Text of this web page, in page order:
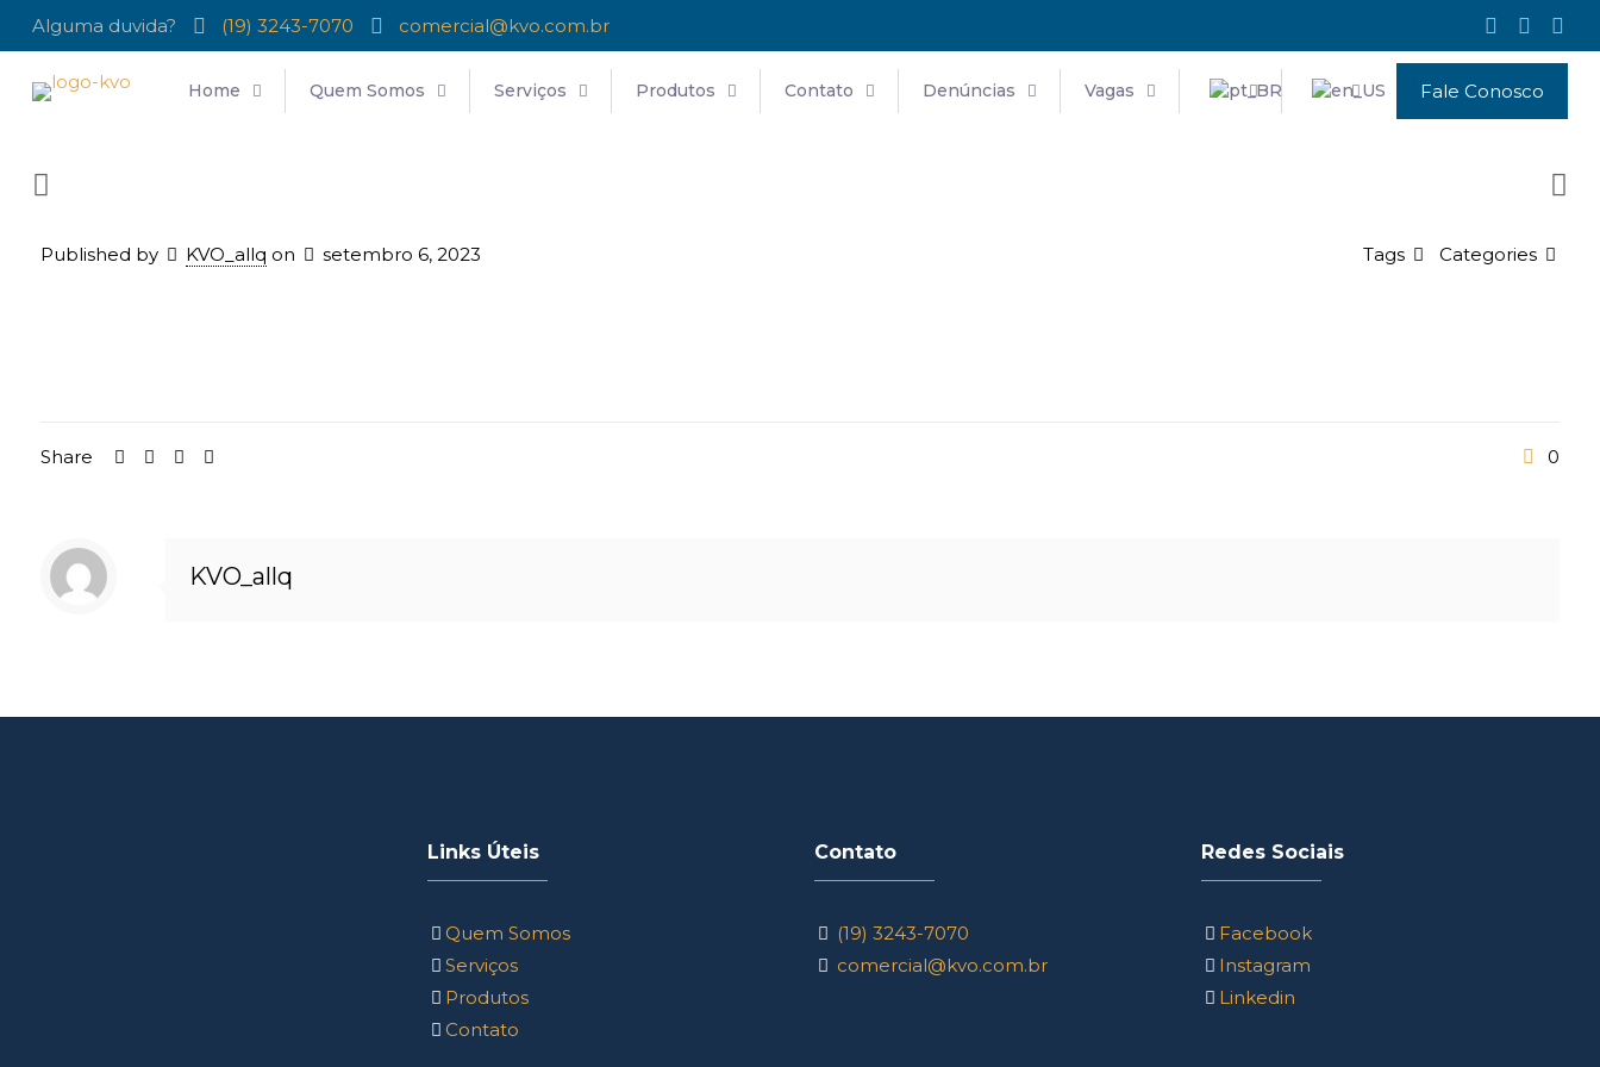
Alguma duvida? (19) 3243-7070 comercial@kvo.com.br
Home Quem Somos Serviços Produtos Contato Denúncias Vagas Fale Conosco
Published by KVO_allq on setembro 6, 2023 Categories
Tags
Share 0
KVO_allq
Links Úteis
Quem Somos
Serviços
Produtos
Contato
Contato
(19) 3243-7070
comercial@kvo.com.br
Redes Sociais
Facebook
Instagram
Linkedin